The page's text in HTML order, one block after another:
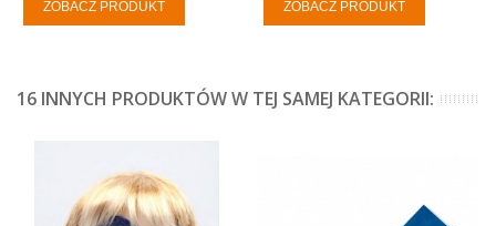
ZOBACZ PRODUKT ZOBACZ PRODUKT
16 INNYCH PRODUKTÓW W TEJ SAMEJ KATEGORII: